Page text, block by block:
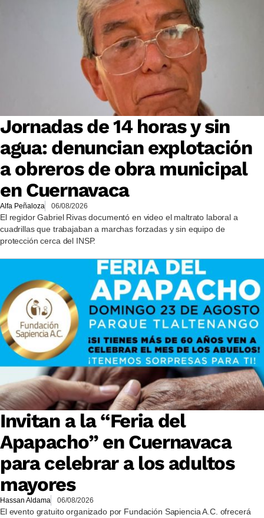
Jornadas de 14 horas y sin
agua: denuncian explotación
a obreros de obra municipal
en Cuernavaca
Alfa Peñaloza 06/08/2026
El regidor Gabriel Rivas documentó en video el maltrato laboral a
cuadrillas que trabajaban a marchas forzadas y sin equipo de
protección cerca del INSP.
Invitan a la “Feria del
Apapacho” en Cuernavaca
para celebrar a los adultos
mayores
Hassan Aldama 06/08/2026
El evento gratuito organizado por Fundación Sapiencia A.C. ofrecerá